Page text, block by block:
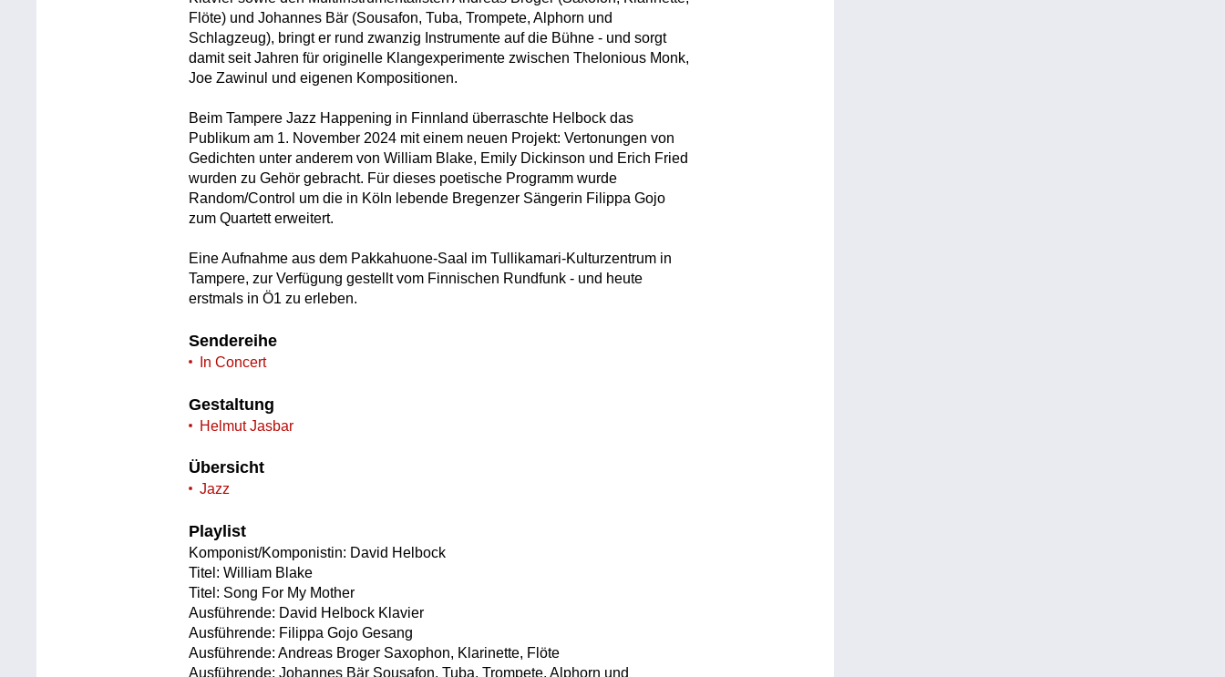
Flöte) und Johannes Bär (Sousafon, Tuba, Trompete, Alphorn und
Schlagzeug), bringt er rund zwanzig Instrumente auf die Bühne - und sorgt
damit seit Jahren für originelle Klangexperimente zwischen Thelonious Monk,
Joe Zawinul und eigenen Kompositionen.
Beim Tampere Jazz Happening in Finnland überraschte Helbock das
Publikum am 1. November 2024 mit einem neuen Projekt: Vertonungen von
Gedichten unter anderem von William Blake, Emily Dickinson und Erich Fried
wurden zu Gehör gebracht. Für dieses poetische Programm wurde
Random/Control um die in Köln lebende Bregenzer Sängerin Filippa Gojo
zum Quartett erweitert.
Eine Aufnahme aus dem Pakkahuone-Saal im Tullikamari-Kulturzentrum in
Tampere, zur Verfügung gestellt vom Finnischen Rundfunk - und heute
erstmals in Ö1 zu erleben.
Sendereihe
In Concert
Gestaltung
Helmut Jasbar
Übersicht
Jazz
Playlist
Komponist/Komponistin: David Helbock
Titel: William Blake
Titel: Song For My Mother
Ausführende: David Helbock Klavier
Ausführende: Filippa Gojo Gesang
Ausführende: Andreas Broger Saxophon, Klarinette, Flöte
Ausführende: Johannes Bär Sousafon, Tuba, Trompete, Alphorn und